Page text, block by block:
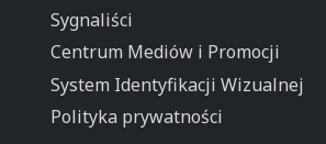
Sygnaliści
Centrum Mediów i Promocji
System Identyfikacji Wizualnej
Polityka prywatności